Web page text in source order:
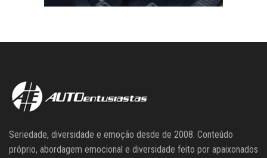
Seriedade, diversidade e emoção desde de 2008. Conteúdo
próprio, abordagem emocional e diversidade feito por apaixonados